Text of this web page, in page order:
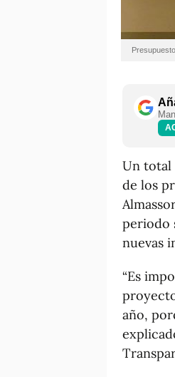
Un total
de los
periodo
nuevas
“Es
año,